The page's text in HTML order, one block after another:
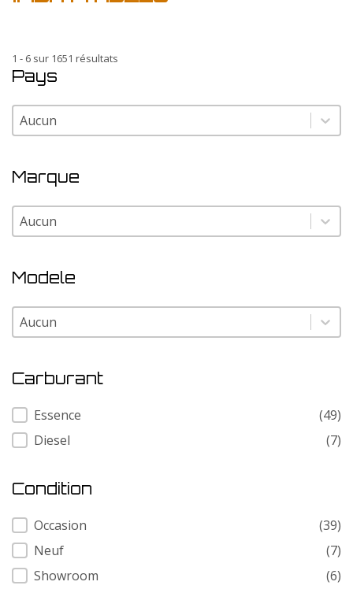
1 - 6 sur 1651 résultats
Pays
Pays
Pays
Marque
Marque
Marque
Modele
Modele
Modele
Carburant
Carburant
Essence
(49)
Diesel
(7)
Condition
Condition
Occasion
(39)
Neuf
(7)
Showroom
(6)